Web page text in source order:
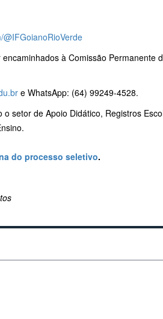
à Comissão Permanente
e WhatsApp: (64) 99249-4528.
setor de Apoio Didático, Registros
do processo seletivo.